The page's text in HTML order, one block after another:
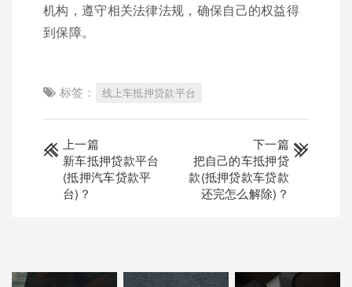
机构，遵守相关法律法规，确保自己的权益得
到保障。
标签： 线上车抵押贷款平台
上一篇
新车抵押贷款平台
(抵押汽车贷款平
台)？
下一篇
把自己的车抵押贷
款(抵押贷款车贷款
还完怎么解除)？